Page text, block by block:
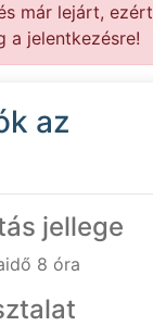
már lejárt, ezért
a jelentkezésre!
az
jellege
8 óra